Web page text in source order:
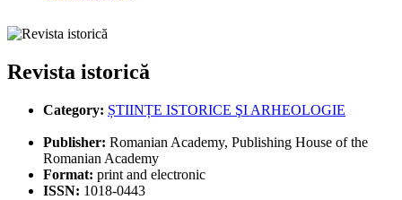
Revista istorică
Category: ȘTIINȚE ISTORICE ŞI ARHEOLOGIE
Publisher: Romanian Academy, Publishing House of the
Romanian Academy
Format: print and electronic
ISSN: 1018-0443